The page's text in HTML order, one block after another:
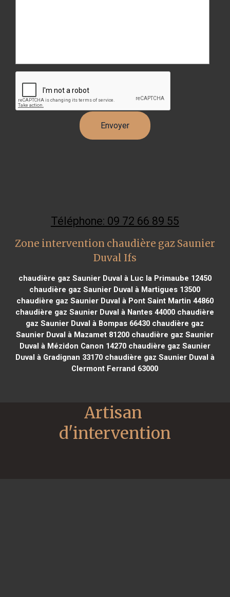
Téléphone: 09 72 66 89 55
Zone intervention chaudière gaz Saunier
Duval Ifs
chaudière gaz Saunier Duval à Luc la Primaube 12450
chaudière gaz Saunier Duval à Martigues 13500
chaudière gaz Saunier Duval à Pont Saint Martin 44860
chaudière gaz Saunier Duval à Nantes 44000 chaudière
gaz Saunier Duval à Bompas 66430 chaudière gaz
Saunier Duval à Mazamet 81200 chaudière gaz Saunier
Duval à Mézidon Canon 14270chaudière gaz Saunier
Duval à Gradignan 33170chaudière gaz Saunier Duval à
Clermont Ferrand 63000
Artisan
d'intervention